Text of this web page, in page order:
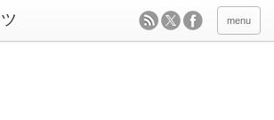
menu